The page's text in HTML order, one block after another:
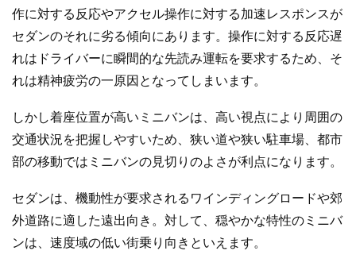
作に対する反応やアクセル操作に対する加速レスポンスが
セダンのそれに劣る傾向にあります。操作に対する反応遅
れはドライバーに瞬間的な先読み運転を要求するため、そ
れは精神疲労の一原因となってしまいます。
しかし着座位置が高いミニバンは、高い視点により周囲の
交通状況を把握しやすいため、狭い道や狭い駐車場、都市
部の移動ではミニバンの見切りのよさが利点になります。
セダンは、機動性が要求されるワインディングロードや郊
外道路に適した遠出向き。対して、穏やかな特性のミニバ
ンは、速度域の低い街乗り向きといえます。